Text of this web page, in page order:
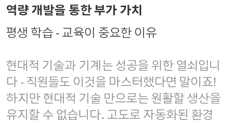
역량 개발을 통한 부가 가치
평생 학습 - 교육이 중요한 이유
현대적 기술과 기계는 성공을 위한 열쇠입니
다 - 직원들도 이것을 마스터했다면 말이죠!
하지만 현대적 기술 만으로는 원활할 생산을
유지할 수 없습니다. 고도로 자동화된 환경